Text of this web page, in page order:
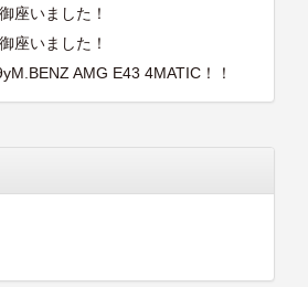
座いました！
座いました！
AMG E43 4MATIC！！